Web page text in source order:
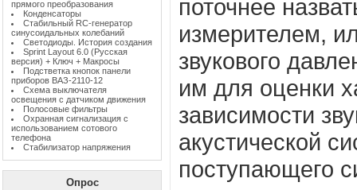
прямого преобразования
Конденсаторы
Стабильный RC-генератор
синусоидальных колебаний
Светодиоды. История создания
Sprint Layout 6.0 (Русская
версия) + Ключ + Макросы
Подстветка кнопок панели
приборов ВАЗ-2110-12
Схема выключателя
освещения с датчиком движения
Полосовые фильтры
Охранная сигнализация с
использованием сотового
телефона
Стабилизатор напряжения
Опрос
поточнее
измерителем,
звукового
им для оценки
зависимости
акустической
поступающего